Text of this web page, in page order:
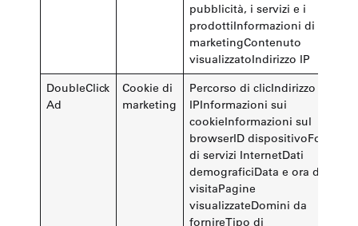
pubblicità, i servizi e i
prodottiInformazioni di
marketingContenuto
visualizzatoIndirizzo IP
DoubleClick
Ad
Cookie di
marketing
Percorso di clicIndirizzo
IPInformazioni sui
cookieInformazioni sul
browserID dispositivoFornitore
di servizi InternetDati
demograficiData e ora della
visitaPagine
visualizzateDomini da
fornireTipo di